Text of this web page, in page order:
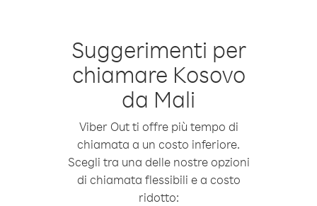
Suggerimenti per
chiamare Kosovo
da Mali
Viber Out ti offre più tempo di
chiamata a un costo inferiore.
Scegli tra una delle nostre opzioni
di chiamata flessibili e a costo
ridotto: